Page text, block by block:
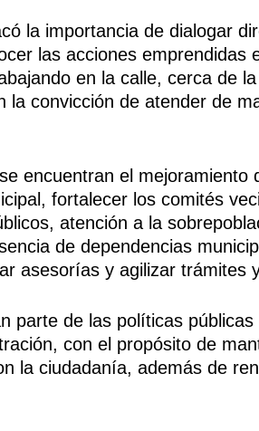
la importancia de dialogar
las acciones emprendidas
en la calle, cerca de
la convicción de atender de
encuentran el mejoramiento
fortalecer los comités
atención a la
de dependencias
asesorías y agilizar trámites
parte de las políticas públicas
con el propósito de
la ciudadanía, además de